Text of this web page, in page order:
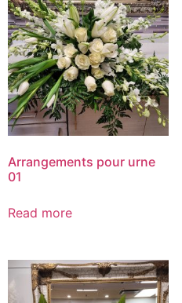
Arrangements pour urne
01
Read more